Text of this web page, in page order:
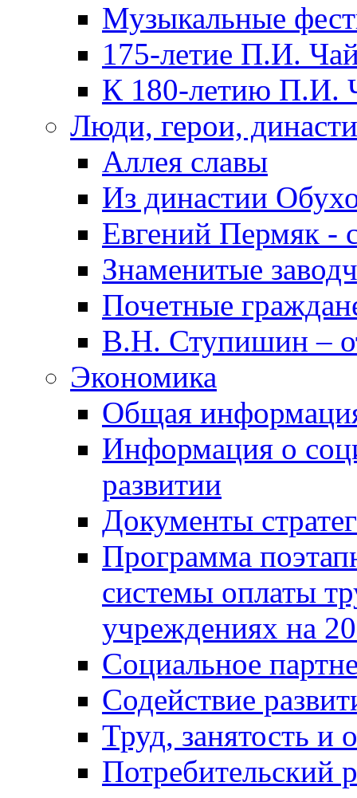
Музыкальные
175-летие П.И.
К 180-летию П.И.
Люди, герои,
Аллея славы
Из династии
Евгений Пермяк -
Знаменитые
Почетные
В.Н. Ступишин –
Экономика
Общая
Информация о
развитии
Документы
Программа
системы оплаты
учреждениях на
Социальное
Содействие
Труд, занятость и
Потребительский